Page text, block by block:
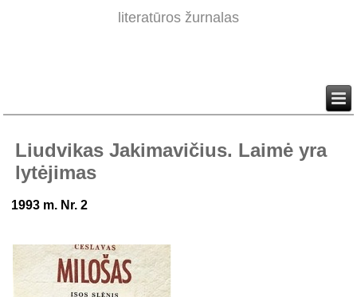
literatūros žurnalas
Liudvikas Jakimavičius. Laimė yra
lytėjimas
1993 m. Nr. 2